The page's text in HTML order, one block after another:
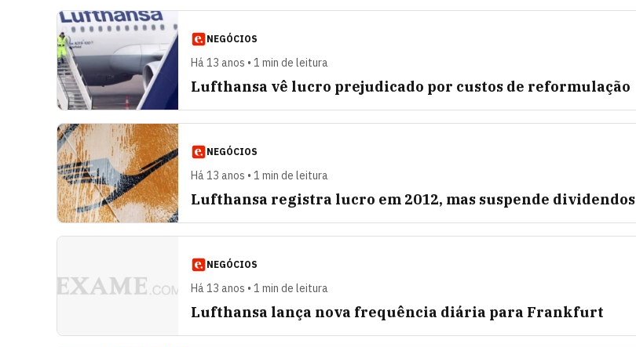
NEGÓCIOS
Há 13 anos • 1 min de leitura
Lufthansa vê lucro prejudicado por custos de reformulação
NEGÓCIOS
Há 13 anos • 1 min de leitura
Lufthansa registra lucro em 2012, mas suspende dividendos
NEGÓCIOS
Há 13 anos • 1 min de leitura
Lufthansa lança nova frequência diária para Frankfurt